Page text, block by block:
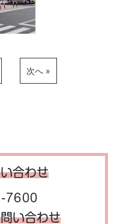
次へ »
合わせ
7600
い合わせ